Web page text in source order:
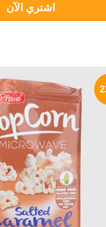
اشتري الآن
الأصلي
هو:
95 EGP.